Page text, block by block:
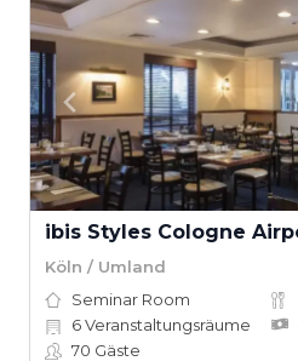
ibis Styles Cologne
Köln / Umland
Seminar Room
6Veranstaltungsräume
70 Gäste